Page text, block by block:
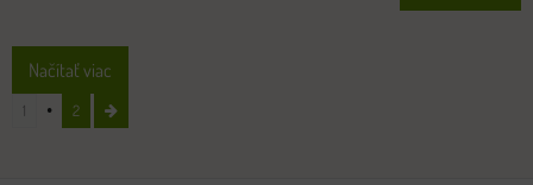
Načítať viac
1 2